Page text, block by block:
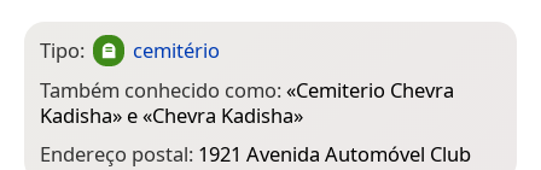
Tipo:
cemitério
Também conhecido como:«Cemiterio Chevra
Kadisha» e «Chevra Kadisha»
Endereço postal: 1921 Avenida Automóvel Club